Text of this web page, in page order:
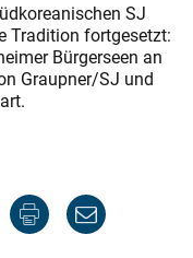
SJ
Tradition fortgesetzt:
Bürgerseen an
Graupner/SJ und